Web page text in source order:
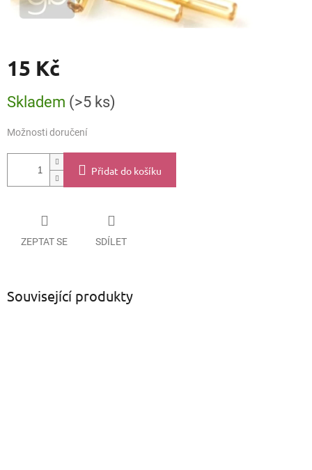
15 Kč
cena:
Skladem (>5 ks)
Možnosti doručení
Přidat do košíku
ZEPTAT SE SDÍLET
Související produkty